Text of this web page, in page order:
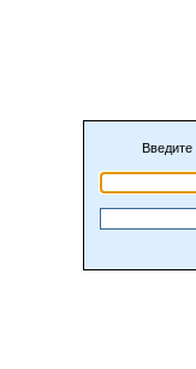
Введите